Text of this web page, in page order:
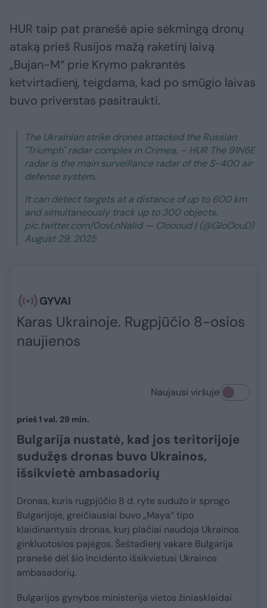
HUR taip pat pranešė apie sėkmingą dronų
ataką prieš Rusijos mažą raketinį laivą
„Bujan-M“ prie Krymo pakrantės
ketvirtadienį, teigdama, kad po smūgio laivas
buvo priverstas pasitraukti.
The Ukrainian strike drones attacked the Russian
"Triumph" radar complex in Crimea, – HUR The 91N6E
radar is the main surveillance radar of the S-400 air
defense system.
It can detect targets at a distance of up to 600 km
and simultaneously track up to 300 objects.
pic.twitter.com/0ovLnNalid — Cloooud | (@GloOouD)
August 29, 2025
GYVAI
Karas Ukrainoje. Rugpjūčio 8-osios
naujienos
Naujausi viršuje
prieš 1 val. 29 min.
Bulgarija nustatė, kad jos teritorijoje
sudužęs dronas buvo Ukrainos,
išsikvietė ambasadorių
Dronas, kuris rugpjūčio 8 d. ryte sudužo ir sprogo
Bulgarijoje, greičiausiai buvo „Maya“ tipo
klaidinantysis dronas, kurį plačiai naudoja Ukrainos
ginkluotosios pajėgos. Šeštadienį vakare Bulgarija
pranešė dėl šio incidento išsikvietusi Ukrainos
ambasadorių.
Bulgarijos gynybos ministerija vietos žiniasklaidai